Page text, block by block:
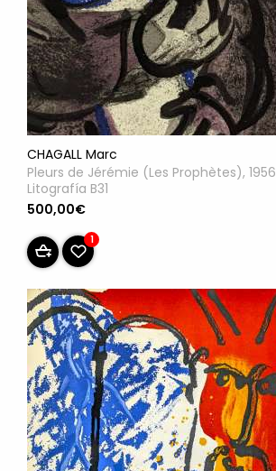
CHAGALL Marc
Pleurs de Jérémie (Les Prophètes), 1956
Litografía B31
500,00€
1